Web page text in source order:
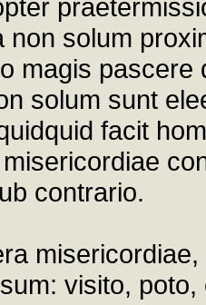
non solum
magis
solum sunt
facit
contrario.
visito,